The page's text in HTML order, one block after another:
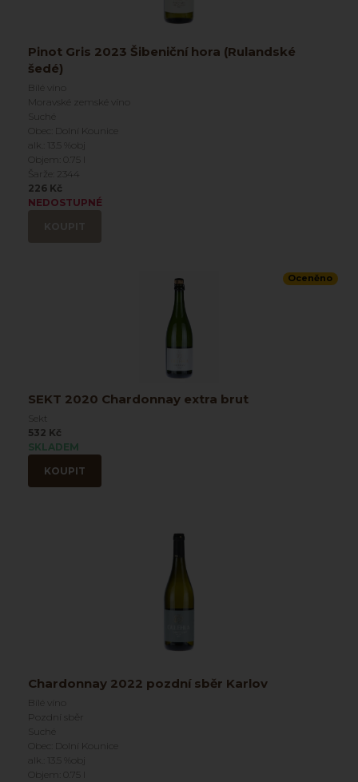
Pinot Gris 2023 Šibeniční hora (Rulandské
šedé)
Bílé víno
Moravské zemské víno
Suché
Obec: Dolní Kounice
alk.: 13.5 %obj
Objem: 0.75 l
Šarže: 2344
226 Kč
NEDOSTUPNÉ
Oceněno
SEKT 2020 Chardonnay extra brut
Sekt
532 Kč
SKLADEM
KOUPIT
Chardonnay 2022 pozdní sběr Karlov
Bílé víno
Pozdní sběr
Suché
Obec: Dolní Kounice
alk.: 13.5 %obj
Objem: 0.75 l